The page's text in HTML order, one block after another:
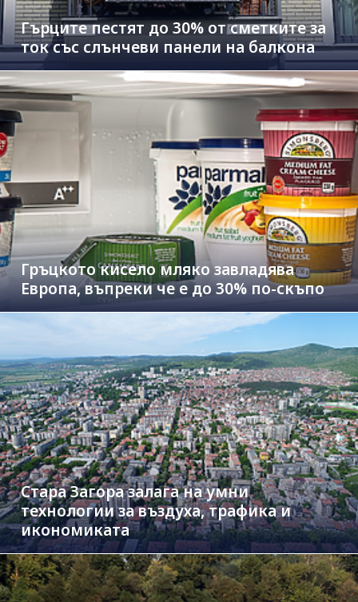
Гърците пестят до 30% от сметките за
ток със слънчеви панели на балкона
Гръцкото кисело мляко завладява
Европа, въпреки че е до 30% по-скъпо
Стара Загора залага на умни
технологии за въздуха, трафика и
икономиката